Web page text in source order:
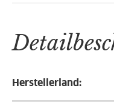
Herstellerland: